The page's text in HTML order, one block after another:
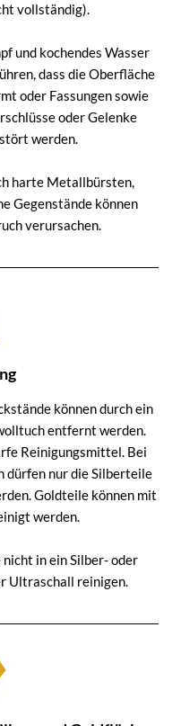
vollständig).
und kochendes Wasser
dass die Oberfläche
oder Fassungen sowie
oder Gelenke
werden.
harte Metallbürsten,
Gegenstände können
verursachen.
können durch ein
entfernt werden.
Reinigungsmittel. Bei
dürfen nur die Silberteile
Goldteile können mit
werden.
in ein Silber- oder
Ultraschall reinigen.